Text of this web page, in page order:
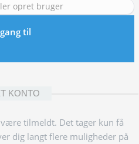
opret bruger
til
KONTO
tilmeldt. Det tager kun få
dig langt flere muligheder på